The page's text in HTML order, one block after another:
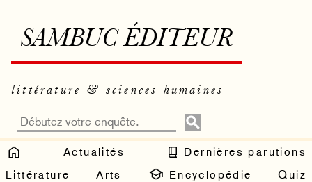
SAMBUC ÉDITEUR
littérature & sciences humaines
Actualités
Dernières parutions
Littérature
Arts Encyclopédie
Quiz